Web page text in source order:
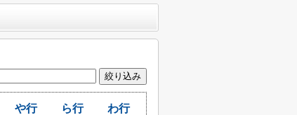
や行 ら行 わ行